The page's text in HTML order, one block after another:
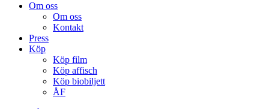
Om oss
Om oss
Kontakt
Press
Köp
Köp film
Köp affisch
Köp biobiljett
ÅF